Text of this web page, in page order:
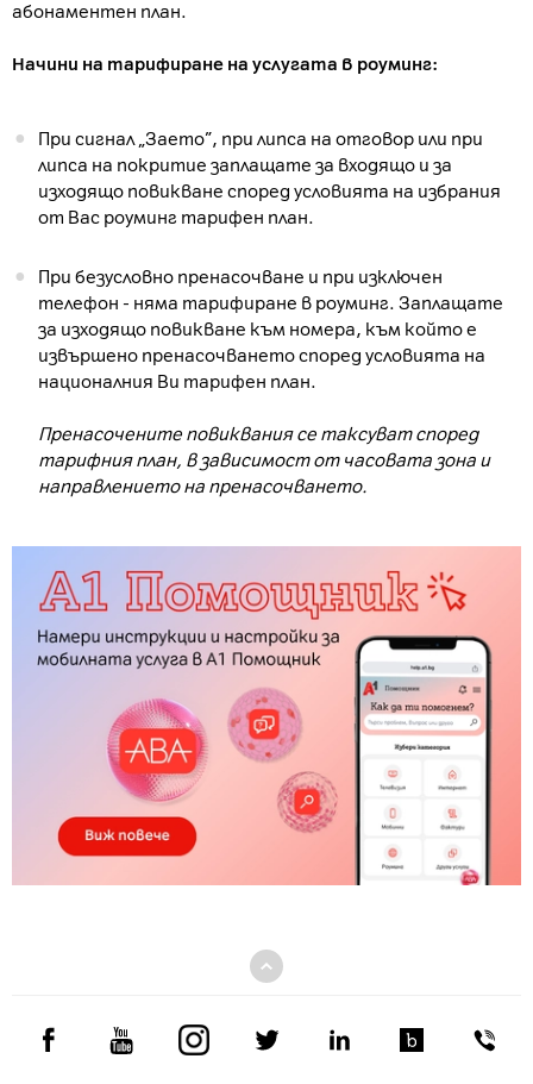
абонаментен план.
Начини на тарифиране на услугата в роуминг:
При сигнал „Заето”, при липса на отговор или при
липса на покритие заплащате за входящо и за
изходящо повикване според условията на избрания
от Вас роуминг тарифен план.
При безусловно пренасочване и при изключен
телефон - няма тарифиране в роуминг. Заплащате
за изходящо повикване към номера, към който е
извършено пренасочването според условията на
националния Ви тарифен план.
Пренасочените повиквания се таксуват според
тарифния план, в зависимост от часовата зона и
направлението на пренасочването.